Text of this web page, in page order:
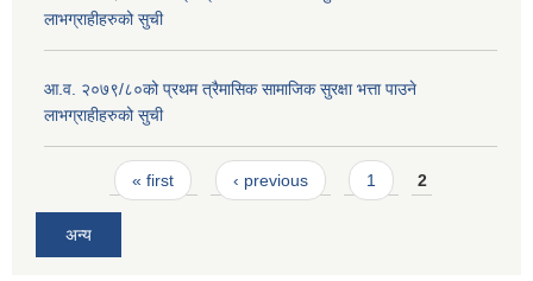
लाभग्राहीहरुको सुची
आ.व. २०७९/८०को प्रथम त्रैमासिक सामाजिक सुरक्षा भत्ता पाउने
लाभग्राहीहरुको सुची
Pages« first ‹ previous 1 2
अन्य